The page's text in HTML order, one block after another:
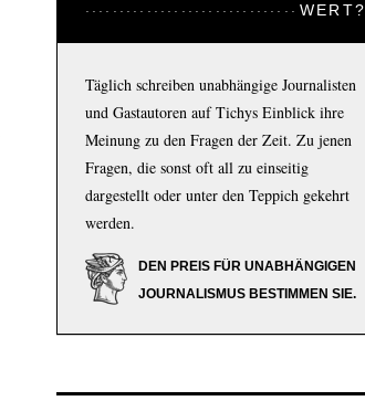
WERT?
Täglich schreiben unabhängige Journalisten
und Gastautoren auf Tichys Einblick ihre
Meinung zu den Fragen der Zeit. Zu jenen
Fragen, die sonst oft all zu einseitig
dargestellt oder unter den Teppich gekehrt
werden.
DEN PREIS FÜR UNABHÄNGIGEN
JOURNALISMUS BESTIMMEN SIE.